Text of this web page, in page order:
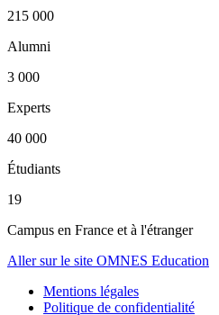
215 000
Alumni
3 000
Experts
40 000
Étudiants
19
Campus en France et à l'étranger
Aller sur le site OMNES Education
Mentions légales
Politique de confidentialité